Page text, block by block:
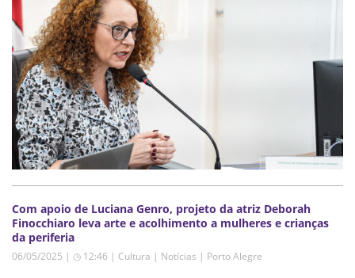
Com apoio de Luciana Genro, projeto da atriz Deborah
Finocchiaro leva arte e acolhimento a mulheres e crianças
da periferia
06/05/2025 | ◷ 12:46 | Cultura | Notícias | Porto Alegre